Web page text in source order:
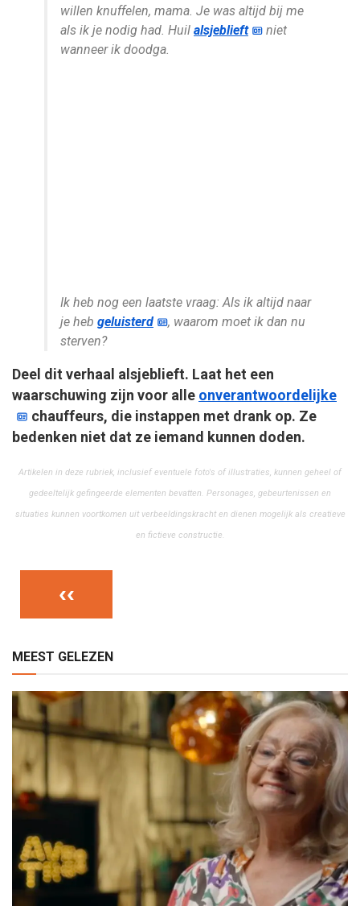
willen knuffelen, mama. Je was altijd bij me
als ik je nodig had. Huil alsjeblieft
niet
wanneer ik doodga.
Ik heb nog een laatste vraag: Als ik altijd naar
je heb geluisterd
, waarom moet ik dan nu
sterven?
Deel dit verhaal alsjeblieft. Laat het een
waarschuwing zijn voor alle onverantwoordelijke
chauffeurs, die instappen met drank op. Ze
bedenken niet dat ze iemand kunnen doden.
Artikelen in deze rubriek, inclusief eventuele foto's of illustraties, kunnen geheel of
gedeeltelijk gefingeerde elementen bevatten. Personages, gebeurtenissen en
situaties kunnen voortkomen uit verbeeldingskracht en dienen mogelijk als creatieve
en fictieve constructie.
‹‹
MEEST GELEZEN